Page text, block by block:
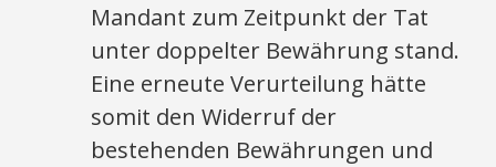
Mandant zum Zeitpunkt der Tat
unter doppelter Bewährung stand.
Eine erneute Verurteilung hätte
somit den Widerruf der
bestehenden Bewährungen und